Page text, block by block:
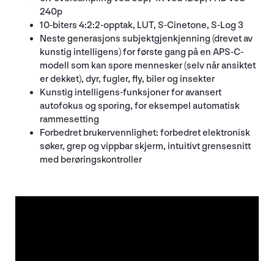
240p
10-biters 4:2:2-opptak, LUT, S-Cinetone, S-Log 3
Neste generasjons subjektgjenkjenning (drevet av
kunstig intelligens) for første gang på en APS-C-
modell som kan spore mennesker (selv når ansiktet
er dekket), dyr, fugler, fly, biler og insekter
Kunstig intelligens-funksjoner for avansert
autofokus og sporing, for eksempel automatisk
rammesetting
Forbedret brukervennlighet: forbedret elektronisk
søker, grep og vippbar skjerm, intuitivt grensesnitt
med berøringskontroller